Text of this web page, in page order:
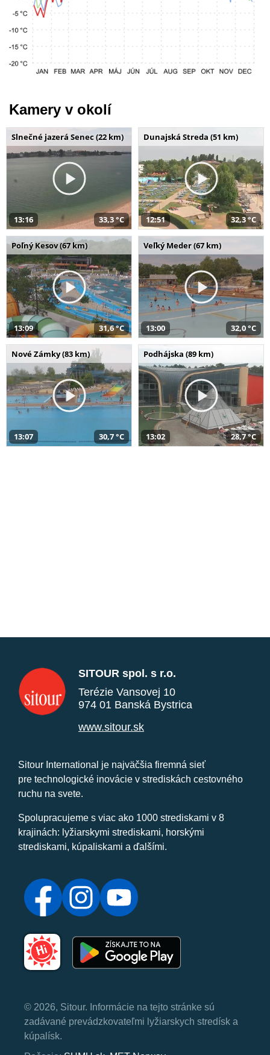
Kamery v okolí
Slnečné jazerá Senec (22 km)
13:16 33,3 °C
Dunajská Streda (51 km)
12:51 32,3 °C
Poľný Kesov (67 km)
13:09 31,6 °C
Veľký Meder (67 km)
13:00 32,0 °C
Nové Zámky (83 km)
13:07 30,7 °C
Podhájska (89 km)
13:02 28,7 °C
SITOUR spol. s r.o.
Terézie Vansovej 10
974 01 Banská Bystrica
www.sitour.sk
Sitour International je najväčšia firemná sieť
pre technologické inovácie v strediskách cestovného
ruchu na svete.
Spolupracujeme s viac ako 1000 strediskami v 8
krajinách: lyžiarskymi strediskami, horskými
strediskami, kúpaliskami a ďalšími.
© 2026, Sitour. Informácie na tejto stránke sú
zadávané prevádzkovateľmi lyžiarskych stredísk a
kúpalísk.